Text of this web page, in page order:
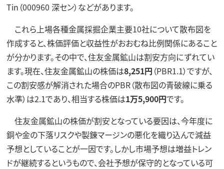
Tin（000960 深セン）などがあります。
これら上場各種金属採掘企業主要10社について散布図を
作成すると、株価評価と収益性がおおむね比例関係にあること
が分かります。その中で、住友金属鉱山は割安方向にずれてい
ます。現在、住友金属鉱山の株価は8,251円 （PBR1.1）ですが、
この割安感が解消された場合のPBR（散布図の青破線に乗る
水準）は2.1であり、相当する株価は1万5,900円です。
住友金属鉱山の株価が割安となっている要因は、今年度に
銅や金の下落リスクや製錬マージンの悪化を織り込んで減益
予想としていることが一因です。しかし市場予想は増益トレン
ドが継続するというもので、会社予想が保守的となっている可